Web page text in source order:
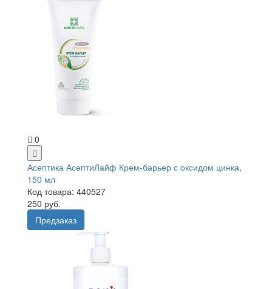
0
Асептика АсептиЛайф Крем-барьер с оксидом цинка,
150 мл
Код товара: 440527
250 руб.
Предзаказ